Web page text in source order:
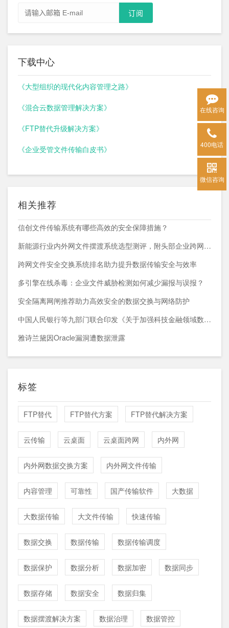
下载中心
《大型组织的现代化内容管理之路》
《混合云数据管理解决方案》
《FTP替代升级解决方案》
《企业受管文件传输白皮书》
相关推荐
信创文件传输系统有哪些高效的安全保障措施？
新能源行业内外网文件摆渡系统选型测评，附头部企业跨网部署案例
跨网文件安全交换系统排名助力提升数据传输安全与效率
多引擎在线杀毒：企业文件威胁检测如何减少漏报与误报？
安全隔离网闸推荐助力高效安全的数据交换与网络防护
中国人民银行等九部门联合印发《关于加强科技金融领域数据开发利用的通知》
雅诗兰黛因Oracle漏洞遭数据泄露
标签
FTP替代 FTP替代方案 FTP替代解决方案
云传输 云桌面 云桌面跨网 内外网
内外网数据交换方案 内外网文件传输
内容管理 可靠性 国产传输软件 大数据
大数据传输 大文件传输 快速传输
数据交换 数据传输 数据传输调度
数据保护 数据分析 数据加密 数据同步
数据存储 数据安全 数据归集
数据摆渡解决方案 数据治理 数据管控
在线咨询
400电话
微信咨询